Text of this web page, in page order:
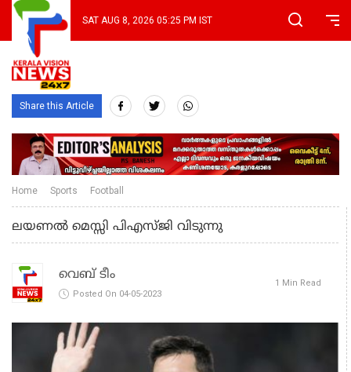
SAT AUG 8, 2026 05:25 PM IST
Share this Article
Home Sports Football
ലയണല്‍ മെസ്സി പിഎസ്ജി വിടുന്നു
വെബ് ടീം
Posted On 04-05-2023
1 Min Read